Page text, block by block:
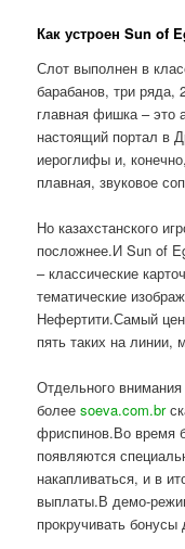
Как устроен Sun of
Слот выполнен в
барабанов, три
главная фишка – это
настоящий портал в
иероглифы и,
плавная, звуковое
Но казахстанского
посложнее.И Sun of
– классические
тематические
Нефертити.Самый
пять таких на линии,
Отдельного
болееsoeva.com.br
фриспинов.Во время
появляются
накапливаться, и в
выплаты.В демо-
прокручивать бонусы